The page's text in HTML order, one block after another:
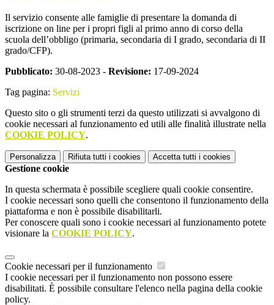
Il servizio consente alle famiglie di presentare la domanda di
iscrizione on line per i propri figli al primo anno di corso della
scuola dell’obbligo (primaria, secondaria di I grado, secondaria di II
grado/CFP).
Pubblicato: 30-08-2023 - Revisione: 17-09-2024
Tag pagina: Servizi
Questo sito o gli strumenti terzi da questo utilizzati si avvalgono di
cookie necessari al funzionamento ed utili alle finalità illustrate nella
COOKIE POLICY.
Personalizza Rifiuta tutti i cookies Accetta tutti i cookies
Gestione cookie
In questa schermata è possibile scegliere quali cookie consentire.
I cookie necessari sono quelli che consentono il funzionamento della
piattaforma e non è possibile disabilitarli.
Per conoscere quali sono i cookie necessari al funzionamento potete
visionare la COOKIE POLICY.
Cookie necessari per il funzionamento
I cookie necessari per il funzionamento non possono essere
disabilitati. È possibile consultare l'elenco nella pagina della cookie
policy.